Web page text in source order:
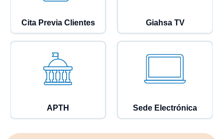
Cita Previa Clientes Giahsa TV
APTH Sede Electrónica